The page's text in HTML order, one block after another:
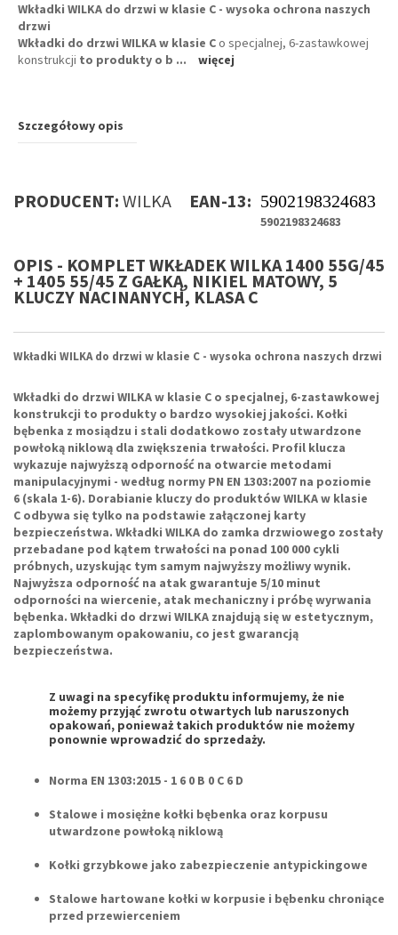
Wkładki WILKA do drzwi w klasie C - wysoka ochrona naszych
drzwi
Wkładki do drzwi WILKA w klasie Co specjalnej, 6-zastawkowej
konstrukcji to produkty o b ... więcej
Szczegółowy opis
PRODUCENT: WILKA EAN-13: 5902198324683
5902198324683
OPIS - KOMPLET WKŁADEK WILKA 1400 55G/45
+ 1405 55/45 Z GAŁKĄ, NIKIEL MATOWY, 5
KLUCZY NACINANYCH, KLASA C
Wkładki WILKA do drzwi w klasie C - wysoka ochrona naszych drzwi
Wkładki do drzwi WILKA w klasie C o specjalnej, 6-zastawkowej
konstrukcji to produkty o bardzo wysokiej jakości. Kołki
bębenka z mosiądzu i stali dodatkowo zostały utwardzone
powłoką niklową dla zwiększenia trwałości. Profil klucza
wykazuje najwyższą odporność na otwarcie metodami
manipulacyjnymi - według normy PN EN 1303:2007 na poziomie
6 (skala 1-6). Dorabianie kluczy do produktów WILKA w klasie
C odbywa się tylko na podstawie załączonej karty
bezpieczeństwa. Wkładki WILKA do zamka drzwiowego zostały
przebadane pod kątem trwałości na ponad 100 000 cykli
próbnych, uzyskując tym samym najwyższy możliwy wynik.
Najwyższa odporność na atak gwarantuje 5/10 minut
odporności na wiercenie, atak mechaniczny i próbę wyrwania
bębenka. Wkładki do drzwi WILKA znajdują się w estetycznym,
zaplombowanym opakowaniu, co jest gwarancją
bezpieczeństwa.
Z uwagi na specyfikę produktu informujemy, że nie
możemy przyjąć zwrotu otwartych lub naruszonych
opakowań, ponieważ takich produktów nie możemy
ponownie wprowadzić do sprzedaży.
Norma EN 1303:2015 - 1 6 0 B 0 C 6 D
Stalowe i mosiężne kołki bębenka oraz korpusu
utwardzone powłoką niklową
Kołki grzybkowe jako zabezpieczenie antypickingowe
Stalowe hartowane kołki w korpusie i bębenku chroniące
przed przewierceniem